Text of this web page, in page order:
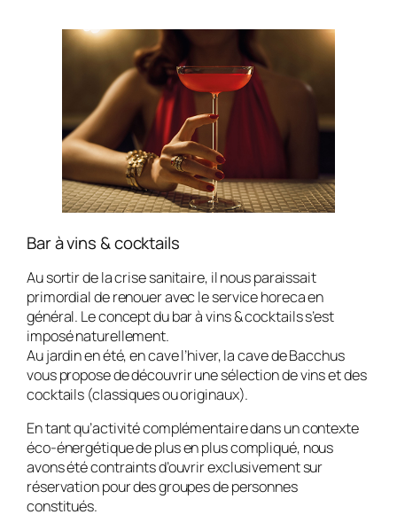
Bar à vins & cocktails
Au sortir de la crise sanitaire, il nous paraissait
primordial de renouer avec le service horeca en
général. Le concept du bar à vins & cocktails s’est
imposé naturellement.
Au jardin en été, en cave l’hiver, la cave de Bacchus
vous propose de découvrir une sélection de vins et des
cocktails (classiques ou originaux).
En tant qu’activité complémentaire dans un contexte
éco-énergétique de plus en plus compliqué, nous
avons été contraints d’ouvrir exclusivement sur
réservation pour des groupes de personnes
constitués.